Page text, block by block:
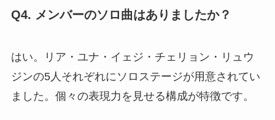
Q4. メンバーのソロ曲はありましたか？
はい。リア・ユナ・イェジ・チェリョン・リュウ
ジンの5人それぞれにソロステージが用意されてい
ました。個々の表現力を見せる構成が特徴です。